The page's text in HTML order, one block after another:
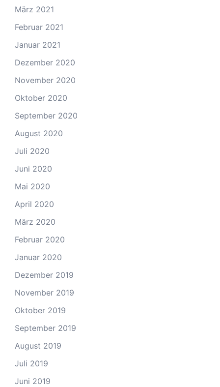
März 2021
Februar 2021
Januar 2021
Dezember 2020
November 2020
Oktober 2020
September 2020
August 2020
Juli 2020
Juni 2020
Mai 2020
April 2020
März 2020
Februar 2020
Januar 2020
Dezember 2019
November 2019
Oktober 2019
September 2019
August 2019
Juli 2019
Juni 2019